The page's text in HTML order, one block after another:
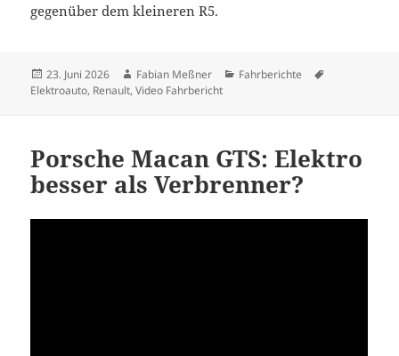
gegenüber dem kleineren R5.
Veröffentlicht
am
23. Juni 2026 Autor
Fabian Meßner Kategorien
Fahrberichte
Elektroauto, Renault,Video Fahrbericht
Porsche Macan GTS: Elektro
besser als Verbrenner?